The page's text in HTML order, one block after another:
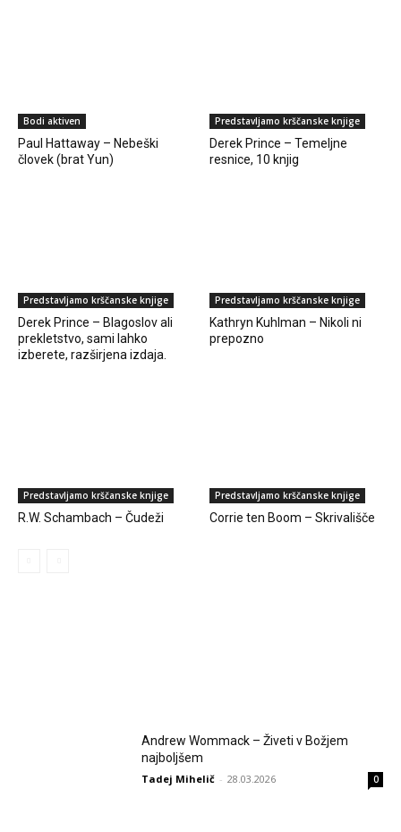
Bodi aktiven
Paul Hattaway – Nebeški
človek (brat Yun)
Predstavljamo krščanske knjige
Derek Prince – Temeljne
resnice, 10 knjig
Predstavljamo krščanske knjige
Derek Prince – Blagoslov ali
prekletstvo, sami lahko
izberete, razširjena izdaja.
Predstavljamo krščanske knjige
Kathryn Kuhlman – Nikoli ni
prepozno
Predstavljamo krščanske knjige
R.W. Schambach – Čudeži
Predstavljamo krščanske knjige
Corrie ten Boom – Skrivališče
Andrew Wommack – Živeti v Božjem
najboljšem
Tadej Mihelič - 28.03.2026 0